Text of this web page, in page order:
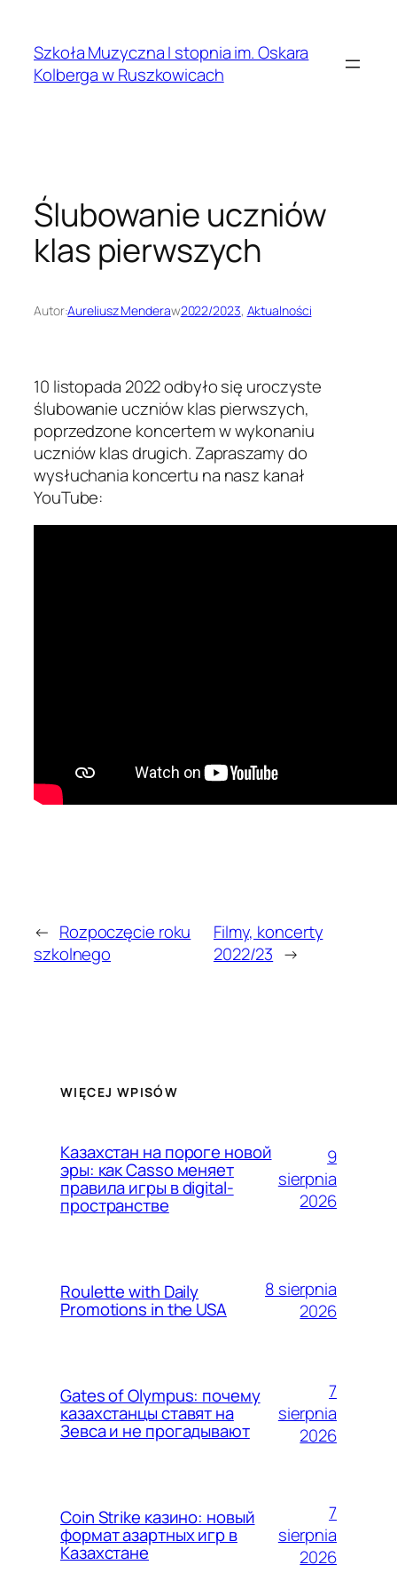
treściSzkoła Muzyczna I stopnia im. Oskara
Kolberga w Ruszkowicach
Ślubowanie uczniów
klas pierwszych
Autor:Aureliusz Menderaw2022/2023, Aktualności
10 listopada 2022 odbyło się uroczyste
ślubowanie uczniów klas pierwszych,
poprzedzone koncertem w wykonaniu
uczniów klas drugich. Zapraszamy do
wysłuchania koncertu na nasz kanał
YouTube:
← Rozpoczęcie roku
szkolnego
Filmy, koncerty
2022/23 →
WIĘCEJ WPISÓW
Казахстан на пороге новой
эры: как Casso меняет
правила игры в digital-
пространстве
9
sierpnia
2026
Roulette with Daily
Promotions in the USA
8 sierpnia
2026
Gates of Olympus: почему
казахстанцы ставят на
Зевса и не прогадывают
7
sierpnia
2026
Coin Strike казино: новый
формат азартных игр в
Казахстане
7
sierpnia
2026